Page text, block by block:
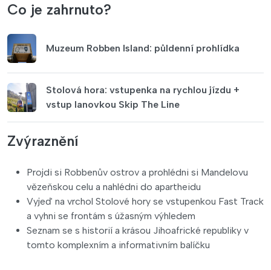
Co je zahrnuto?
Muzeum Robben Island: půldenní prohlídka
Stolová hora: vstupenka na rychlou jízdu +
vstup lanovkou Skip The Line
Zvýraznění
Projdi si Robbenův ostrov a prohlédni si Mandelovu
vězeňskou celu a nahlédni do apartheidu
Vyjeď na vrchol Stolové hory se vstupenkou Fast Track
a vyhni se frontám s úžasným výhledem
Seznam se s historií a krásou Jihoafrické republiky v
tomto komplexním a informativním balíčku